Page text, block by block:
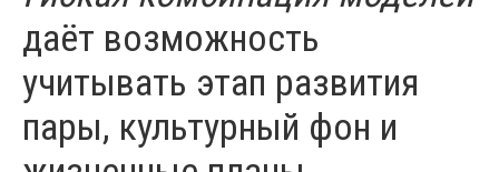
даёт возможность
учитывать этап развития
пары, культурный фон и